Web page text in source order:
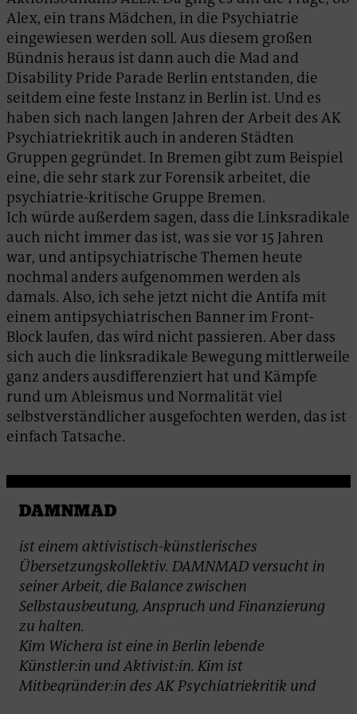
Alex, ein trans Mädchen, in die Psychiatrie
eingewiesen werden soll. Aus diesem großen
Bündnis heraus ist dann auch die Mad and
Disability Pride Parade Berlin entstanden, die
seitdem eine feste Instanz in Berlin ist. Und es
haben sich nach langen Jahren der Arbeit des AK
Psychiatriekritik auch in anderen Städten
Gruppen gegründet. In Bremen gibt zum Beispiel
eine, die sehr stark zur Forensik arbeitet, die
psychiatrie-kritische Gruppe Bremen.
Ich würde außerdem sagen, dass die Linksradikale
auch nicht immer das ist, was sie vor 15 Jahren
war, und antipsychiatrische Themen heute
nochmal anders aufgenommen werden als
damals. Also, ich sehe jetzt nicht die Antifa mit
einem antipsychiatrischen Banner im Front-
Block laufen, das wird nicht passieren. Aber dass
sich auch die linksradikale Bewegung mittlerweile
ganz anders ausdifferenziert hat und Kämpfe
rund um Ableismus und Normalität viel
selbstverständlicher ausgefochten werden, das ist
einfach Tatsache.
DAMNMAD
ist einem aktivistisch-künstlerisches
Übersetzungskollektiv. DAMNMAD versucht in
seiner Arbeit, die Balance zwischen
Selbstausbeutung, Anspruch und Finanzierung
zu halten.
Kim Wichera ist eine in Berlin lebende
Künstler:in und Aktivist:in. Kim ist
Mitbegründer:in des AK Psychiatriekritik und